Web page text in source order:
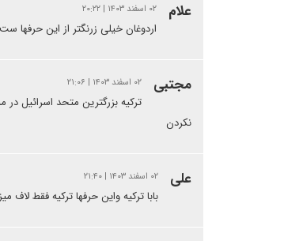
علام ۰۲ اسفند ۱۴۰۳ | ۲۰:۲۲
اردوغان خیلی زرنگتر از این حرفها ست
مجتبی ۰۲ اسفند ۱۴۰۳ | ۲۱:۰۶
ترکیه بزرگترین متحد اسرائیل
نکردن
علی ۰۲ اسفند ۱۴۰۳ | ۲۱:۴۰
بابا ترکیه واین حرفها ترکیه فقط